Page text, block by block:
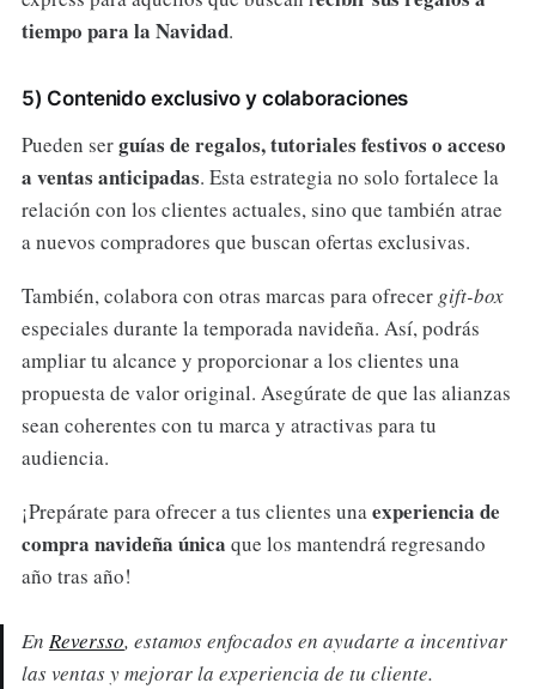
tiempo para la Navidad.
5) Contenido exclusivo y colaboraciones
Pueden serguías de regalos, tutoriales festivos o acceso
a ventas anticipadas. Esta estrategia no solo fortalece la
relación con los clientes actuales, sino que también atrae
a nuevos compradores que buscan ofertas exclusivas.
También, colabora con otras marcas para ofrecer gift-box
especiales durante la temporada navideña. Así, podrás
ampliar tu alcance y proporcionar a los clientes una
propuesta de valor original. Asegúrate de que las alianzas
sean coherentes con tu marca y atractivas para tu
audiencia.
¡Prepárate para ofrecer a tus clientes unaexperiencia de
compra navideña única que los mantendrá regresando
año tras año!
En Reversso, estamos enfocados en ayudarte a incentivar
las ventas y mejorar la experiencia de tu cliente.